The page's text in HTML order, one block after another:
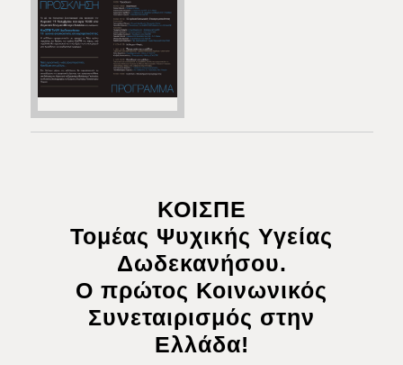
ΚΟΙΣΠΕ
Τομέας Ψυχικής Υγείας
Δωδεκανήσου.
Ο πρώτος Κοινωνικός
Συνεταιρισμός στην
Ελλάδα!